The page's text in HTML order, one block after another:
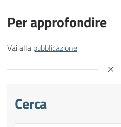
Per approfondire
Vai alla pubblicazione
Cerca